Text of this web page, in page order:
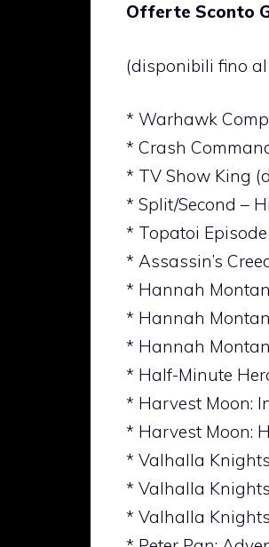
Offerte Sconto
(disponibili fino al
* Warhawk
* Crash
* TV Show King
* Split/Second –
* Topatoi
* Assassin’s
* Hannah
* Hannah
* Hannah
* Half-Minute
* Harvest Moon:
* Harvest Moon:
* Valhalla Knights
* Valhalla Knights
* Valhalla Knights